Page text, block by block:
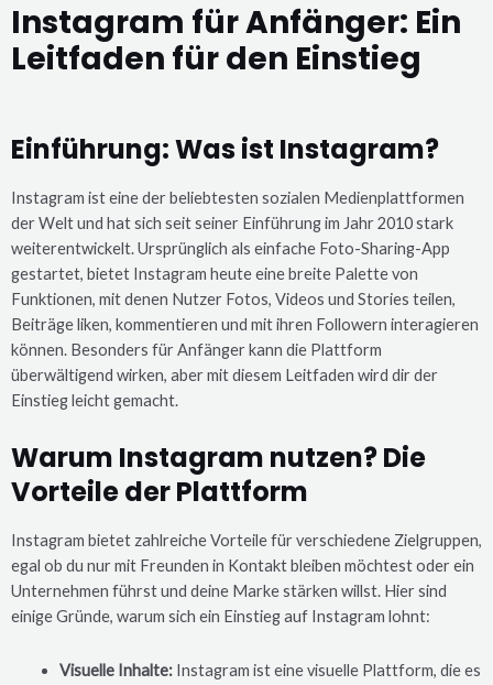
Instagram für Anfänger: Ein
Leitfaden für den Einstieg
Einführung: Was ist Instagram?
Instagram ist eine der beliebtesten sozialen Medienplattformen
der Welt und hat sich seit seiner Einführung im Jahr 2010 stark
weiterentwickelt. Ursprünglich als einfache Foto-Sharing-App
gestartet, bietet Instagram heute eine breite Palette von
Funktionen, mit denen Nutzer Fotos, Videos und Stories teilen,
Beiträge liken, kommentieren und mit ihren Followern interagieren
können. Besonders für Anfänger kann die Plattform
überwältigend wirken, aber mit diesem Leitfaden wird dir der
Einstieg leicht gemacht.
Warum Instagram nutzen? Die
Vorteile der Plattform
Instagram bietet zahlreiche Vorteile für verschiedene Zielgruppen,
egal ob du nur mit Freunden in Kontakt bleiben möchtest oder ein
Unternehmen führst und deine Marke stärken willst. Hier sind
einige Gründe, warum sich ein Einstieg auf Instagram lohnt:
Visuelle Inhalte:Instagram ist eine visuelle Plattform, die es